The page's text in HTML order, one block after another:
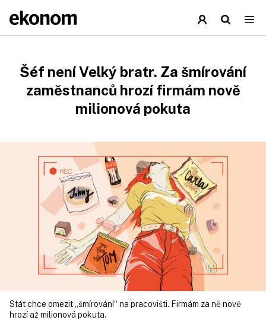
Šéf není Velký bratr. Za šmírování
zaměstnanců hrozí firmám nově
milionová pokuta
Stát chce omezit „šmírování“ na pracovišti. Firmám za ně nově
hrozí až milionová pokuta.